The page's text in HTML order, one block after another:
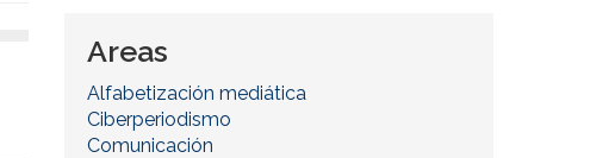
Areas
Alfabetización mediática
Ciberperiodismo
Comunicación